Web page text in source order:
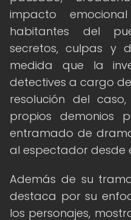
impacto
habitantes del
secretos, culpas y
medida que la
detectives a cargo
resolución del
propios demonios
entramado de
al espectador desde
Además de su
destaca por su
los personajes,